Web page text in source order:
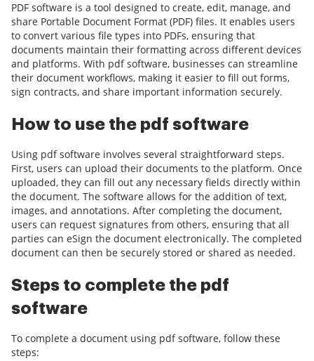
PDF software is a tool designed to create, edit, manage, and
share Portable Document Format (PDF) files. It enables users
to convert various file types into PDFs, ensuring that
documents maintain their formatting across different devices
and platforms. With pdf software, businesses can streamline
their document workflows, making it easier to fill out forms,
sign contracts, and share important information securely.
How to use the pdf software
Using pdf software involves several straightforward steps.
First, users can upload their documents to the platform. Once
uploaded, they can fill out any necessary fields directly within
the document. The software allows for the addition of text,
images, and annotations. After completing the document,
users can request signatures from others, ensuring that all
parties can eSign the document electronically. The completed
document can then be securely stored or shared as needed.
Steps to complete the pdf
software
To complete a document using pdf software, follow these
steps: